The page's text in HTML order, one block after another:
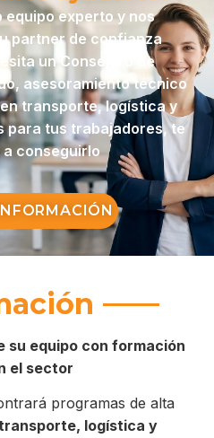
equipo experto y nos
partner de confianza
un Consejero de
asesoramiento técnico
transporte, logística y
para tus trabajadores, te
conseguirlo
su equipo con formación
el sector
programas de alta
logística y